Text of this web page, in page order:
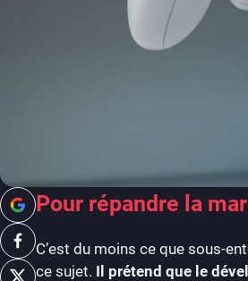
Pour répandre la
C’est du moins ce que sous-
ce sujet. Il prétend que le